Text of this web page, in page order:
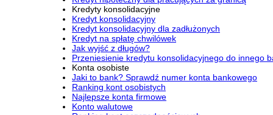
Kredyty konsolidacyjne
Kredyt konsolidacyjny
Kredyt konsolidacyjny dla zadłużonych
Kredyt na spłatę chwilówek
Jak wyjść z długów?
Przeniesienie kredytu konsolidacyjnego do innego
Konta osobiste
Jaki to bank? Sprawdź numer konta bankowego
Ranking kont osobistych
Najlepsze konta firmowe
Konto walutowe